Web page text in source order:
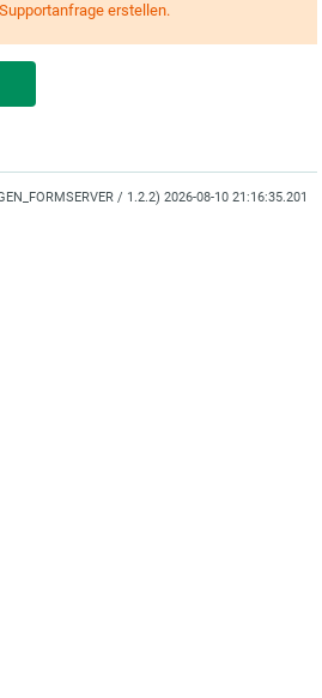
erstellen.
/ 1.2.2) 2026-08-10 21:16:35.201